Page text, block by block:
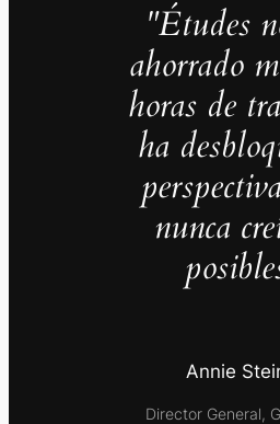
"Études
ahorrado
horas de
ha
nunca
Annie
Director General,